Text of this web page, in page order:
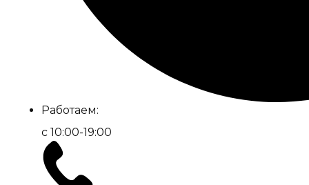
Работаем:
c 10:00-19:00